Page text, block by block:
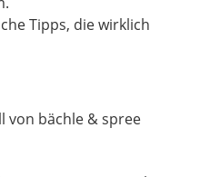
Tipps, die wirklich
von bächle & spree